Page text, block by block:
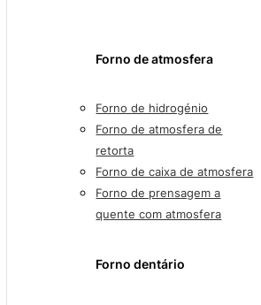
Forno de atmosfera
Forno de hidrogénio
Forno de atmosfera de
retorta
Forno de caixa de atmosfera
Forno de prensagem a
quente com atmosfera
Forno dentário